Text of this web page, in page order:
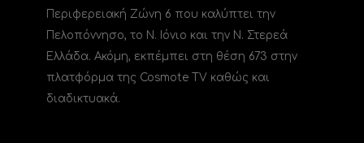
Περιφερειακή Ζώνη 6 που καλύπτει την
Πελοπόννησο, το N. Ιόνιο και την Ν. Στερεά
Ελλάδα. Ακόμη, εκπέμπει στη θέση 673 στην
πλατφόρμα της Cosmote TV καθώς και
διαδικτυακά.